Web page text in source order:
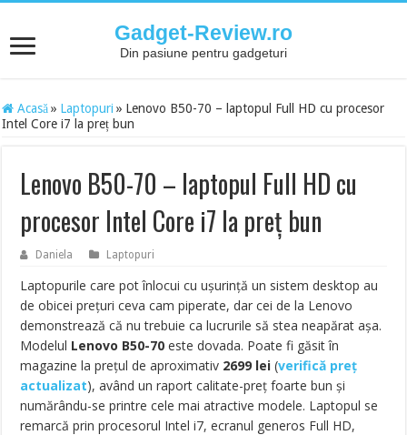
Gadget-Review.ro
Din pasiune pentru gadgeturi
Acasă » Laptopuri » Lenovo B50-70 – laptopul Full HD cu procesor
Intel Core i7 la preț bun
Lenovo B50-70 – laptopul Full HD cu
procesor Intel Core i7 la preț bun
Daniela Laptopuri
Laptopurile care pot înlocui cu ușurință un sistem desktop au
de obicei prețuri ceva cam piperate, dar cei de la Lenovo
demonstrează că nu trebuie ca lucrurile să stea neapărat așa.
Modelul Lenovo B50-70 este dovada. Poate fi găsit în
magazine la prețul de aproximativ 2699 lei (verifică preț
actualizat), având un raport calitate-preț foarte bun și
numărându-se printre cele mai atractive modele. Laptopul se
remarcă prin procesorul Intel i7, ecranul generos Full HD,